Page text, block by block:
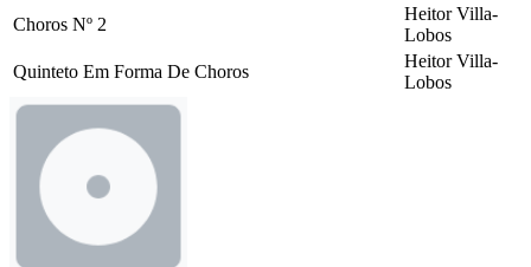
Choros Nº 2
Heitor Villa-
Lobos
Quinteto Em Forma De Choros
Heitor Villa-
Lobos